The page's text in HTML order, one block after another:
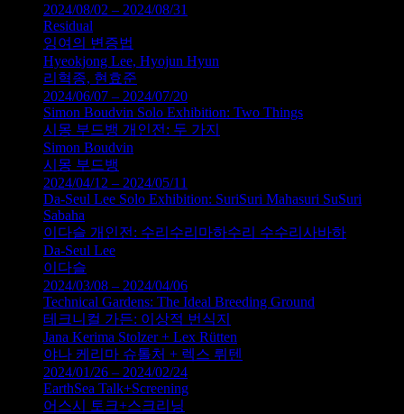
2024/08/02 – 2024/08/31
Residual
잉여의 변증법
Hyeokjong Lee, Hyojun Hyun
리혁종, 현효준
2024/06/07 – 2024/07/20
Simon Boudvin Solo Exhibition: Two Things
시몽 부드뱅 개인전: 두 가지
Simon Boudvin
시몽 부드뱅
2024/04/12 – 2024/05/11
Da-Seul Lee Solo Exhibition: SuriSuri Mahasuri SuSuri
Sabaha
이다슬 개인전: 수리수리마하수리 수수리사바하
Da-Seul Lee
이다슬
2024/03/08 – 2024/04/06
Technical Gardens: The Ideal Breeding Ground
테크니컬 가든: 이상적 번식지
Jana Kerima Stolzer + Lex Rütten
야나 케리마 슈톨처 + 렉스 뤼텐
2024/01/26 – 2024/02/24
EarthSea Talk+Screening
어스시 토크+스크리닝